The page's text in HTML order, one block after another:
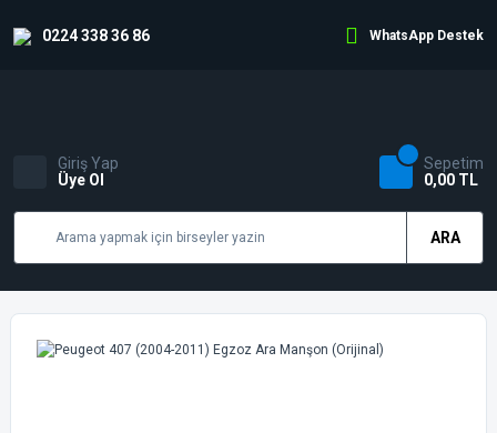
0224 338 36 86 WhatsApp Destek
ARA
Giriş Yap
Üye Ol
Sepetim
0,00 TL